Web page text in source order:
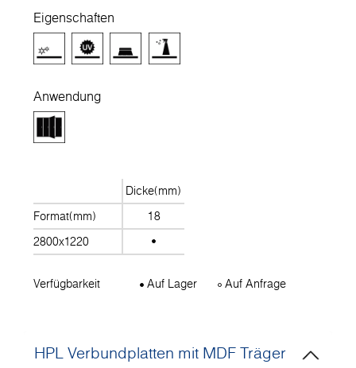
Eigenschaften
Anwendung
Dicke(mm)
Format(mm)
18
2800x1220
Verfügbarkeit Auf Lager Auf Anfrage
HPL Verbundplatten mit MDF Träger